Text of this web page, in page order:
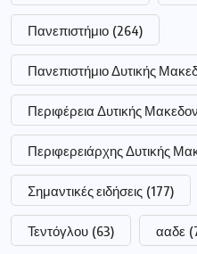
Πανεπιστήμιο (264)
Πανεπιστήμιο Δυτικής
Περιφέρεια Δυτικής
Περιφερειάρχης Δυτικής
Σημαντικές ειδήσεις (177)
Τεντόγλου (63) ααδε